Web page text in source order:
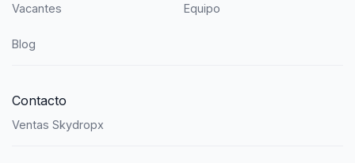
Vacantes Equipo
Blog
Contacto
Ventas Skydropx